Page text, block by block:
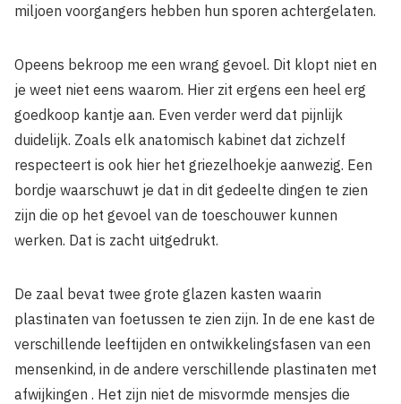
miljoen voorgangers hebben hun sporen achtergelaten.
Opeens bekroop me een wrang gevoel. Dit klopt niet en
je weet niet eens waarom. Hier zit ergens een heel erg
goedkoop kantje aan. Even verder werd dat pijnlijk
duidelijk. Zoals elk anatomisch kabinet dat zichzelf
respecteert is ook hier het griezelhoekje aanwezig. Een
bordje waarschuwt je dat in dit gedeelte dingen te zien
zijn die op het gevoel van de toeschouwer kunnen
werken. Dat is zacht uitgedrukt.
De zaal bevat twee grote glazen kasten waarin
plastinaten van foetussen te zien zijn. In de ene kast de
verschillende leeftijden en ontwikkelingsfasen van een
mensenkind, in de andere verschillende plastinaten met
afwijkingen . Het zijn niet de misvormde mensjes die